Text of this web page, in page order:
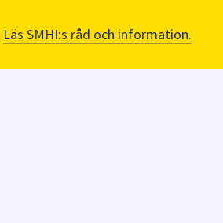
Läs SMHI:s råd och information.